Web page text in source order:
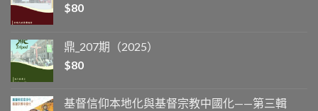
$80
鼎_207期（2025）
$80
基督信仰本地化與基督宗教中國化——第三輯